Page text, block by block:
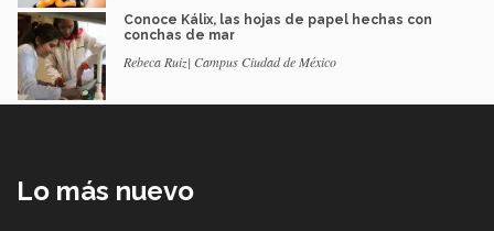
Conoce Kálix, las hojas de papel hechas con
conchas de mar
Rebeca Ruiz| Campus Ciudad de México
Lo más nuevo